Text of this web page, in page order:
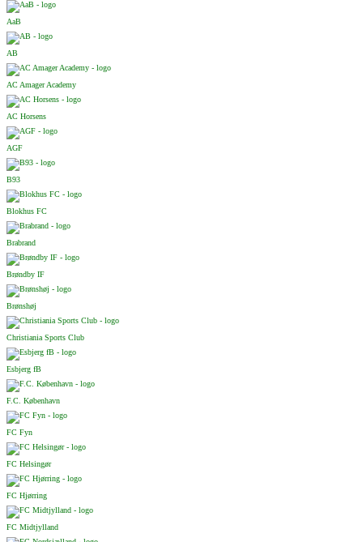
AaB
AB
AC Amager Academy
AC Horsens
AGF
B93
Blokhus FC
Brabrand
Brøndby IF
Brønshøj
Christiania Sports Club
Esbjerg fB
F.C. København
FC Fyn
FC Helsingør
FC Hjørring
FC Midtjylland